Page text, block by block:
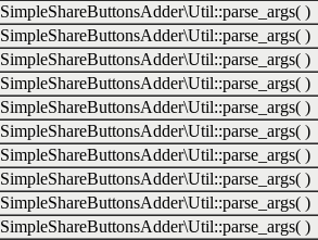
SimpleShareButtonsAdder\Util::parse_args( )
SimpleShareButtonsAdder\Util::parse_args( )
SimpleShareButtonsAdder\Util::parse_args( )
SimpleShareButtonsAdder\Util::parse_args( )
SimpleShareButtonsAdder\Util::parse_args( )
SimpleShareButtonsAdder\Util::parse_args( )
SimpleShareButtonsAdder\Util::parse_args( )
SimpleShareButtonsAdder\Util::parse_args( )
SimpleShareButtonsAdder\Util::parse_args( )
SimpleShareButtonsAdder\Util::parse_args( )